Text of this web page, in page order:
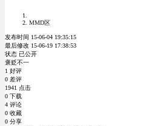
MMD区
发布时间 15-06-04 19:35:15
最后修改 15-06-19 17:38:53
状态 已公开
褒贬不一
1 好评
0 差评
1941 点击
0 下载
4 评论
0 收藏
0 分享